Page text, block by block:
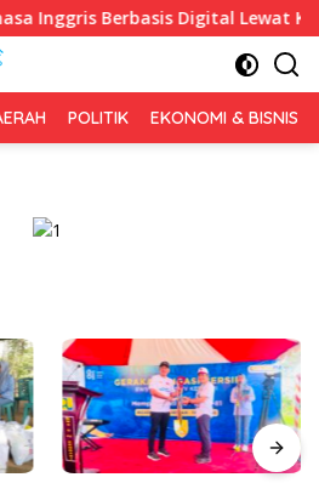
Berbasis Digital Lewat KKN
POLITIK EKONOMI & BISNIS